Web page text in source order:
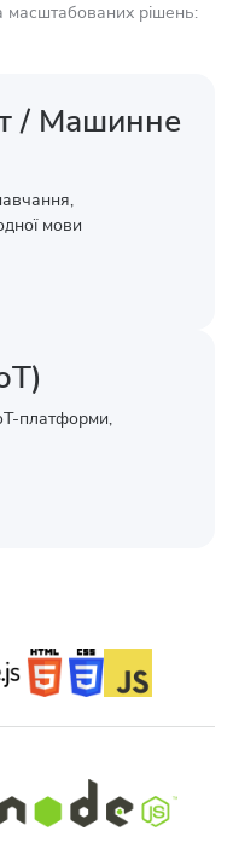
масштабованих рішень:
/ Машинне
мови
платформи,